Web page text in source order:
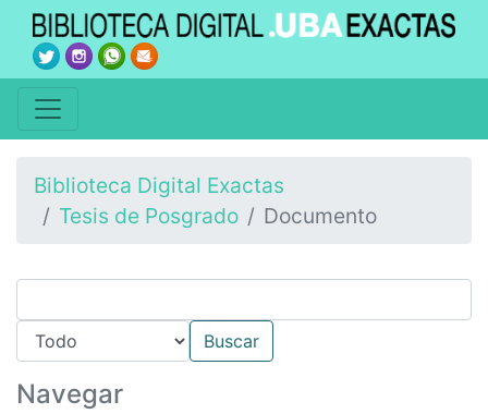
Biblioteca Digital Exactas
Tesis de Posgrado
Documento
Navegar